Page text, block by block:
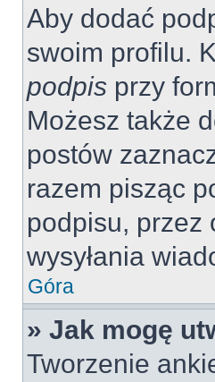
Aby dodać
swoim profilu.
podpis przy
Możesz także
postów
razem pisząc
podpisu, przez
wysyłania
Góra
» Jak mogę
Tworzenie